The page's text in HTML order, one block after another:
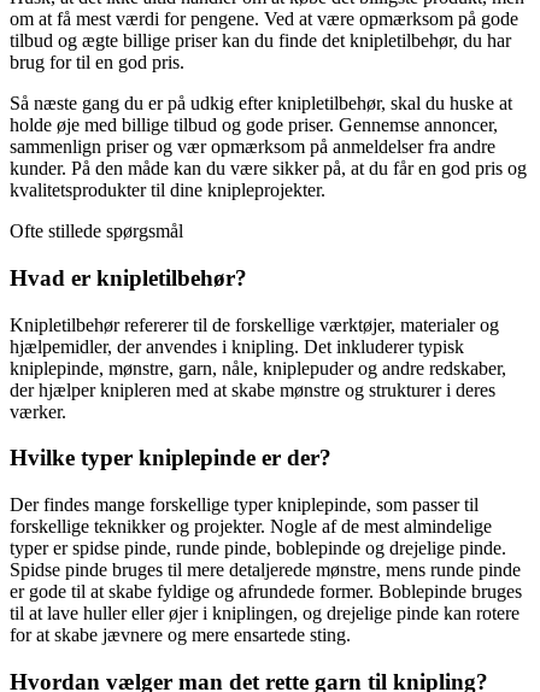
om at få mest værdi for pengene. Ved at være opmærksom på gode
tilbud og ægte billige priser kan du finde det knipletilbehør, du har
brug for til en god pris.
Så næste gang du er på udkig efter knipletilbehør, skal du huske at
holde øje med billige tilbud og gode priser. Gennemse annoncer,
sammenlign priser og vær opmærksom på anmeldelser fra andre
kunder. På den måde kan du være sikker på, at du får en god pris og
kvalitetsprodukter til dine knipleprojekter.
Ofte stillede spørgsmål
Hvad er knipletilbehør?
Knipletilbehør refererer til de forskellige værktøjer, materialer og
hjælpemidler, der anvendes i knipling. Det inkluderer typisk
kniplepinde, mønstre, garn, nåle, kniplepuder og andre redskaber,
der hjælper knipleren med at skabe mønstre og strukturer i deres
værker.
Hvilke typer kniplepinde er der?
Der findes mange forskellige typer kniplepinde, som passer til
forskellige teknikker og projekter. Nogle af de mest almindelige
typer er spidse pinde, runde pinde, boblepinde og drejelige pinde.
Spidse pinde bruges til mere detaljerede mønstre, mens runde pinde
er gode til at skabe fyldige og afrundede former. Boblepinde bruges
til at lave huller eller øjer i kniplingen, og drejelige pinde kan rotere
for at skabe jævnere og mere ensartede sting.
Hvordan vælger man det rette garn til knipling?